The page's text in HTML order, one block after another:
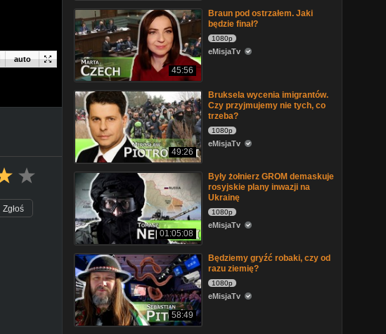
auto
Zgłoś
45:56
Braun pod ostrzałem. Jaki
będzie finał?
1080p
eMisjaTv
49:26
Bruksela wycenia imigrantów.
Czy przyjmujemy nie tych, co
trzeba?
1080p
eMisjaTv
01:05:08
Były żołnierz GROM demaskuje
rosyjskie plany inwazji na
Ukrainę
1080p
eMisjaTv
58:49
Będziemy gryźć robaki, czy od
razu ziemię?
1080p
eMisjaTv